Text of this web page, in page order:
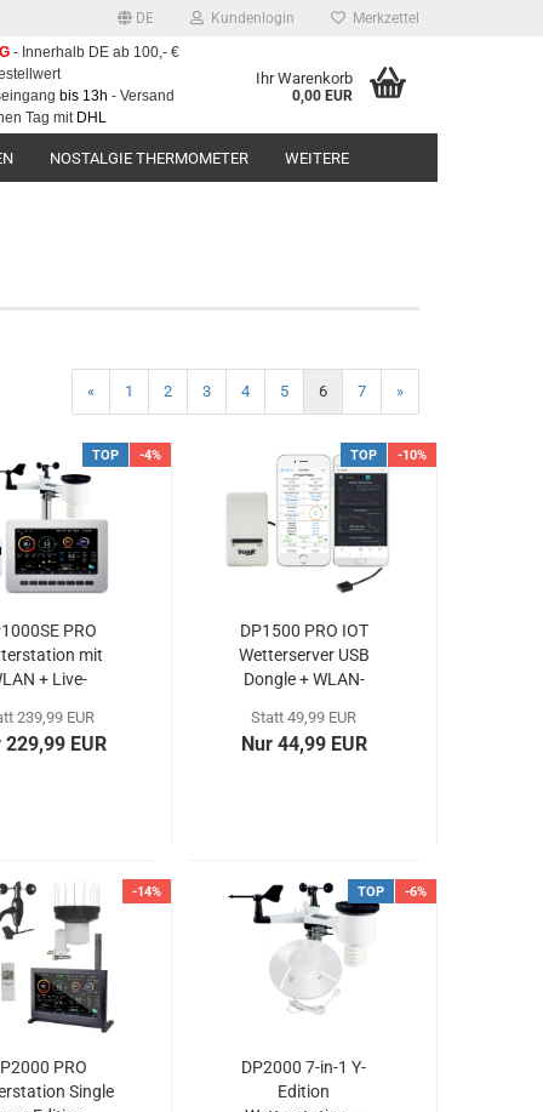
DE Kundenlogin Merkzettel
- Innerhalb DE ab 100,- €
bis 13h - Versand
Tag mitDHL
Ihr Warenkorb
0,00 EUR
NOSTALGIE THERMOMETER WEITERE
« 1 2 3 4 5 6 7 »
TOP -4%
PRO
mit
+ Live-
239,99 EUR
229,99 EUR
TOP -10%
DP1500 PRO IOT
Wetterserver USB
Dongle + WLAN-
Statt 49,99 EUR
Nur 44,99 EUR
-14%
PRO
Single
TOP -6%
DP2000 7-in-1 Y-
Edition